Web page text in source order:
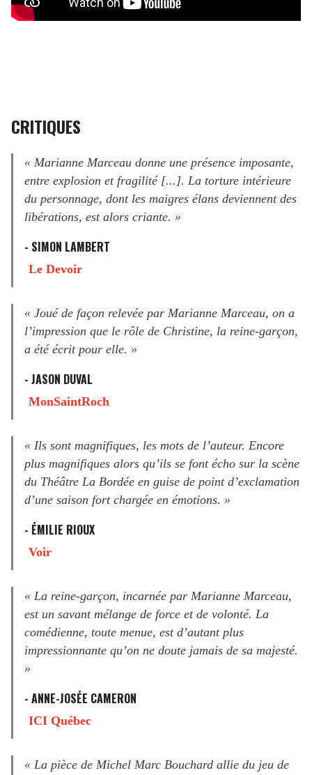
CRITIQUES
« Marianne Marceau donne une présence imposante,
entre explosion et fragilité [...]. La torture intérieure
du personnage, dont les maigres élans deviennent des
libérations, est alors criante. »
- SIMON LAMBERT
Le Devoir
« Joué de façon relevée par Marianne Marceau, on a
l’impression que le rôle de Christine, la reine-garçon,
a été écrit pour elle. »
- JASON DUVAL
MonSaintRoch
« Ils sont magnifiques, les mots de l’auteur. Encore
plus magnifiques alors qu’ils se font écho sur la scène
du Théâtre La Bordée en guise de point d’exclamation
d’une saison fort chargée en émotions. »
- ÉMILIE RIOUX
Voir
« La reine-garçon, incarnée par Marianne Marceau,
est un savant mélange de force et de volonté. La
comédienne, toute menue, est d’autant plus
impressionnante qu’on ne doute jamais de sa majesté.
»
- ANNE-JOSÉE CAMERON
ICI Québec
« La pièce de Michel Marc Bouchard allie du jeu de